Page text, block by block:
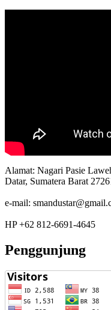
Alamat: Nagari Pasie
Datar, Sumatera Barat
e-mail:
HP +62 812-6691-4645
Penggunjung